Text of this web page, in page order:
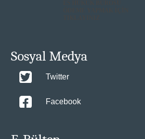
Sosyal Medya
Twitter
Facebook